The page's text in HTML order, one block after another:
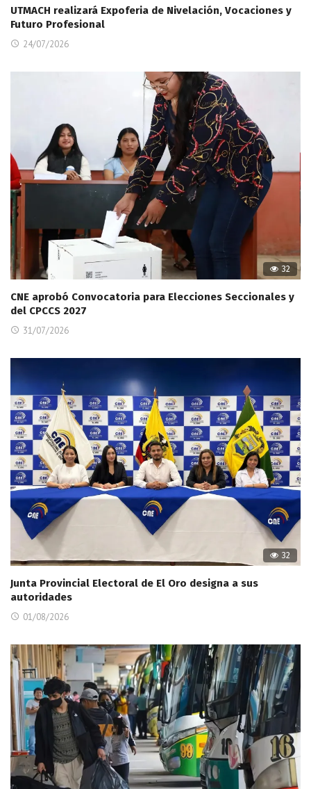
UTMACH realizará Expoferia de Nivelación, Vocaciones y
Futuro Profesional
24/07/2026
32
CNE aprobó Convocatoria para Elecciones Seccionales y
del CPCCS 2027
31/07/2026
32
Junta Provincial Electoral de El Oro designa a sus
autoridades
01/08/2026